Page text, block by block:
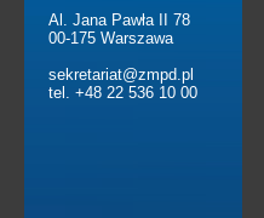
Al. Jana Pawła II 78
00-175 Warszawa
sekretariat@zmpd.pl
tel. +48 22 536 10 00